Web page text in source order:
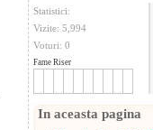
Statistici:
Vizite: 5,994
Voturi: 0
Fame Riser
In aceasta pagina